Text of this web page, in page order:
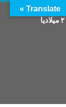
ميلاديا
Translate »